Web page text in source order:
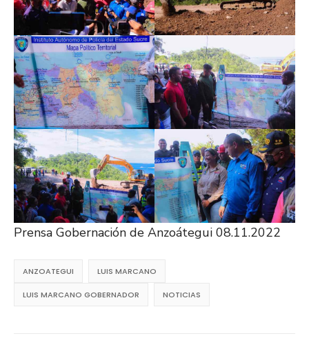
Prensa Gobernación de Anzoátegui 08.11.2022
ANZOATEGUI LUIS MARCANO
LUIS MARCANO GOBERNADOR NOTICIAS